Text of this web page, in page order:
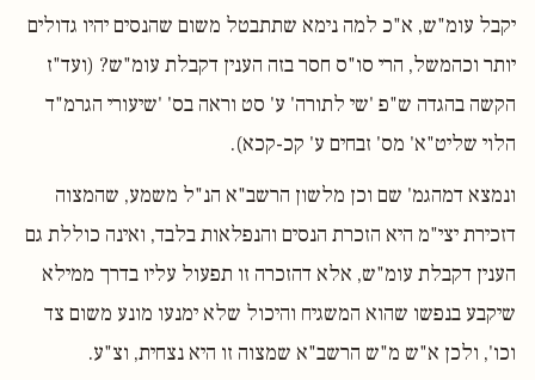
יקבל עומ"ש, א"כ למה נימא שתתבטל משום שהנסים יהיו גדולים
יותר וכהמשל, הרי סו"ס חסר בזה הענין דקבלת עומ"ש? (ועד"ז
הקשה בהגדה ש"פ 'שי לתורה' ע' סט וראה בס' 'שיעורי הגרמ"ד
הלוי שליט"א' מס' זבחים ע' קכ-קכא).
ונמצא דמהגמ' שם וכן מלשון הרשב"א הנ"ל משמע, שהמצוה
דזכירת יצי"מ היא הזכרת הנסים והנפלאות בלבד, ואינה כוללת גם
הענין דקבלת עומ"ש, אלא דהזכרה זו תפעול עליו בדרך ממילא
שיקבע בנפשו שהוא המשגיח והיכול שלא ימנעו מונע משום צד
וכו', ולכן א"ש מ"ש הרשב"א שמצוה זו היא נצחית, וצ"ע.